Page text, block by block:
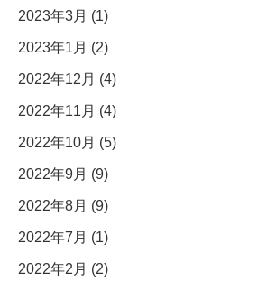
2023年3月 (1)
2023年1月 (2)
2022年12月 (4)
2022年11月 (4)
2022年10月 (5)
2022年9月 (9)
2022年8月 (9)
2022年7月 (1)
2022年2月 (2)